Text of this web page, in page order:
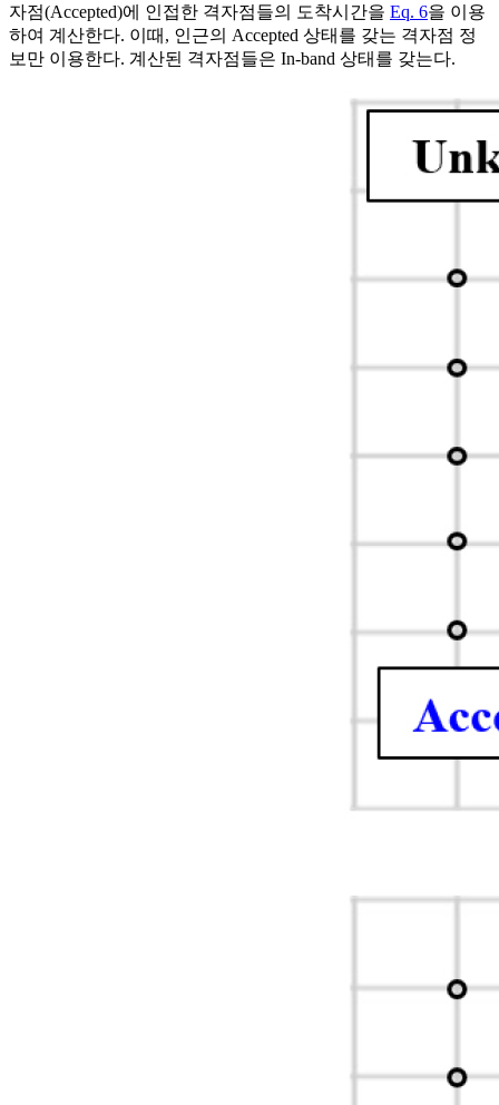
자점(Accepted)에 인접한 격자점들의 도착시간을 Eq. 6을 이용
하여 계산한다. 이때, 인근의 Accepted 상태를 갖는 격자점 정
보만 이용한다. 계산된 격자점들은 In-band 상태를 갖는다.